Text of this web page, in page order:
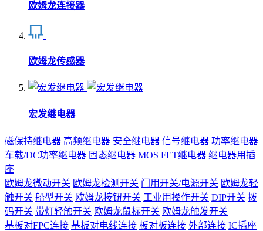
欧姆龙连接器
欧姆龙传感器
宏发继电器
磁保持继电器 高频继电器 安全继电器 信号继电器 功率继电器
车载/DC功率继电器 固态继电器 MOS FET继电器 继电器用插
座
欧姆龙微动开关 欧姆龙检测开关 门用开关/电源开关 欧姆龙轻
触开关 船型开关 欧姆龙按钮开关 工业用操作开关 DIP开关 拨
码开关 带灯轻触开关 欧姆龙鼠标开关 欧姆龙触发开关
基板对FPC连接 基板对电线连接 板对板连接 外部连接 IC插座